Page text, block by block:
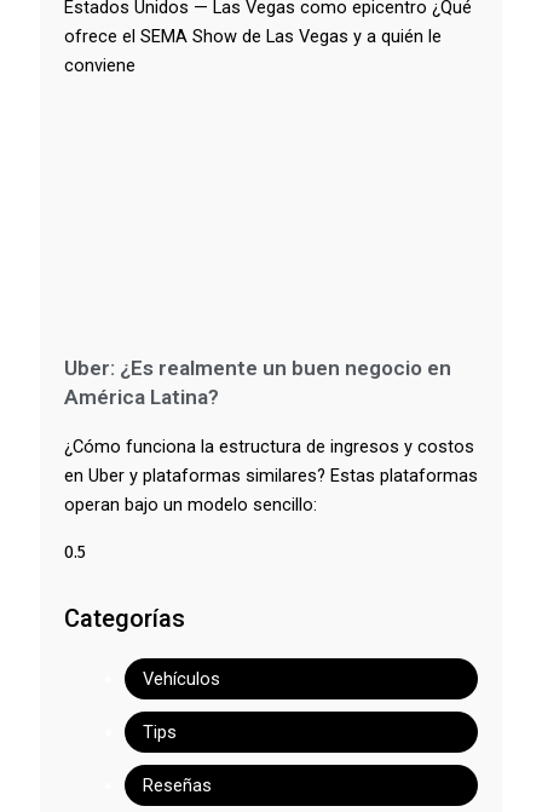
Estados Unidos — Las Vegas como epicentro ¿Qué
ofrece el SEMA Show de Las Vegas y a quién le
conviene
Uber: ¿Es realmente un buen negocio en
América Latina?
¿Cómo funciona la estructura de ingresos y costos
en Uber y plataformas similares? Estas plataformas
operan bajo un modelo sencillo:
Categorías
Vehículos
Tips
Reseñas